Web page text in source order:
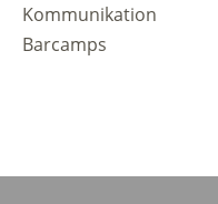
Kommunikation
Barcamps